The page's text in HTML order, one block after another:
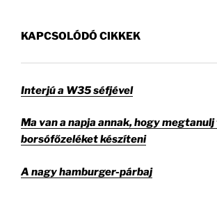
KAPCSOLÓDÓ CIKKEK
Interjú a W35 séfjével
Ma van a napja annak, hogy
borsófőzeléket készíteni
A nagy hamburger-párbaj